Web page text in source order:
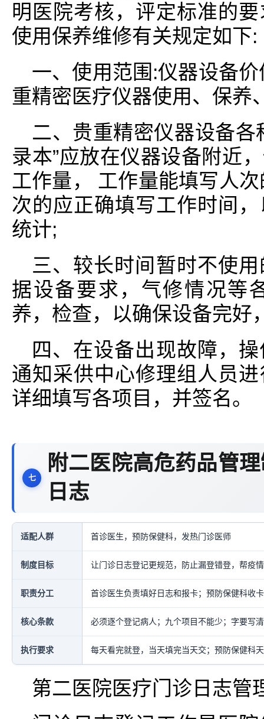
明医院考核，评定标准的
使用保养维修有关规定如下:
一、使用范围:仪器设备
重精密医疗仪器使用、保养
二、贵重精密仪器设备各
录本”应放在仪器设备附近
工作量， 工作量能填写人
次的应正确填写工作时间
统计;
三、较长时间暂时不使
据设备要求，气修情况等
养，检查，以确保设备完好
四、在设备出现故障，
通知采供中心修理组人员
详细填写各项目，并签名。
附二医院高危药品管
日志
适配人群 首诊医生，预防保健科，发热门诊医师
制度目标 让门诊日志登记更规范，防止漏登错登，帮疫
职责分工 首诊医生负责填好日志和报卡；预防保健科收
核心条款 必须逐个登记病人；九个项目不能少；字要写
执行要求 每天看完就登，当天填完当天交；预防保健科
第二医院医疗门诊日志管